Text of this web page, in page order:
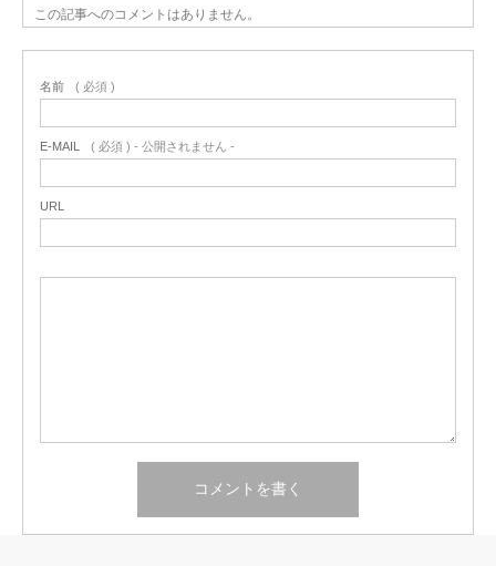
この記事へのコメントはありません。
名前 ( 必須 )
E-MAIL ( 必須 ) - 公開されません -
URL